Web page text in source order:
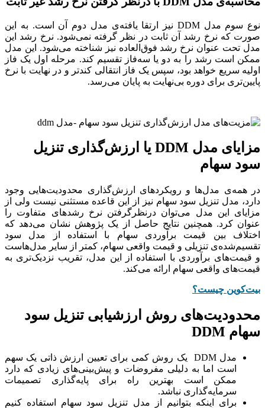
نوع سوم مدل DDM نیز ارتقا یافته‌ی مدل دوم آن است. به این
صورت که نرخ رشد آن ثابت در نظر گرفته نمی‌شود. نرخ رشد این
مدل تحت عنوان نرخ رشد فوق‌العاده نیز شناخته می‌شود. این مدل
ممکن است رشد را به دو یا سه‌فاز تقسیم کند. مرحله اول یک فاز
اولیه سریع خواهد بود، سپس یک فاز انتقالی کندتر و در نهایت با نرخ
پایین‌تری برای دوره بی‌نهایت به پایان می‌رسد.
مزایای مدل DDM یا ارزش‌گذاری تنزیل
سود سهام
در همه‌ی مدل‌ها و رویکردهای ارزش‌گذاری محدودیت‌هایی وجود
دارد، مدل تنزیل سود سهام نیز از این قاعده مستثنی نیست ولی از
مزایای این مدل می‌توان درنظرگرفتن نرخ رشدهای متفاوت را
عنوان کرد. همچنین نتایج حاصل از یک پژوهش نشان می‌دهد که
اختلاف بین قیمت برآوردی سهام با استفاده از مدل سود
تقسیم‌شده‌ی تنزیلی و قیمت واقعی سهام، کمتر از سایر مدل‌هاست
و قیمت‌های برآوردی با استفاده از این مدل، تقریب نزدیک‌تری به
قیمت‌های واقعی سهام ارائه می‌کند.
بیت‌کوین چیست؟
محدودیت‌های روش ارزشیابی تنزیل سود
سهام DDM
مدل DDM یک روش کمی برای تعیین ارزش ذاتی یک سهم
است اما به دلیلی مفروضات و پیش‌بینی‌های زیادی که دارد
ممکن است بهترین راه برای پایه‌گذاری تصمیمات
سرمایه‌گذاری نباشد.
برای اینکه بتوانیم از مدل تنزیل سود سهام استفاده کنیم